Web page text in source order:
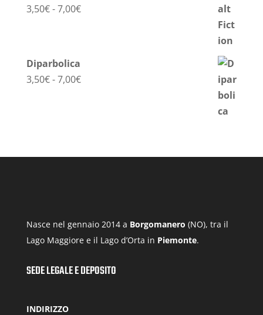
3,50€-7,00€Fascia
Diparbolica
3,50€-7,00€Fascia
a
Nasce nel gennaio 2014 a Borgomanero (NO), tra il
Lago Maggiore e il Lago d’Orta in Piemonte.
SEDE LEGALE E DEPOSITO
INDIRIZZO